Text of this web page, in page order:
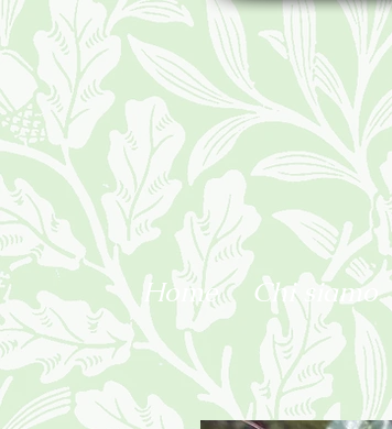
Home Chi siamo